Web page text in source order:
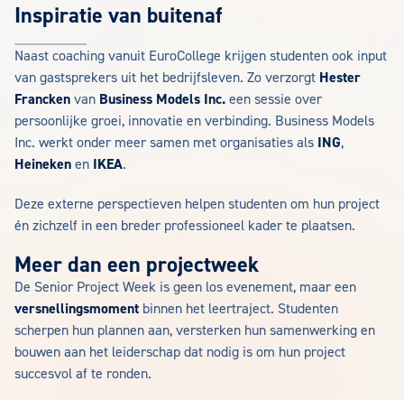
Inspiratie van buitenaf
Naast coaching vanuit EuroCollege krijgen studenten ook input
van gastsprekers uit het bedrijfsleven. Zo verzorgt Hester
Francken van Business Models Inc. een sessie over
persoonlijke groei, innovatie en verbinding. Business Models
Inc. werkt onder meer samen met organisaties als ING,
Heineken en IKEA.
Deze externe perspectieven helpen studenten om hun project
én zichzelf in een breder professioneel kader te plaatsen.
Meer dan een projectweek
De Senior Project Week is geen los evenement, maar een
versnellingsmoment binnen het leertraject. Studenten
scherpen hun plannen aan, versterken hun samenwerking en
bouwen aan het leiderschap dat nodig is om hun project
succesvol af te ronden.